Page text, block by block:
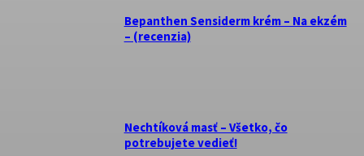
Bepanthen Sensiderm krém – Na ekzém
– (recenzia)
Nechtíková masť – Všetko, čo
potrebujete vedieť!